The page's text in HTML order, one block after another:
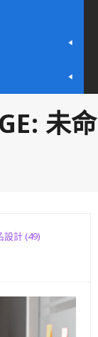
未命
設計 (49)